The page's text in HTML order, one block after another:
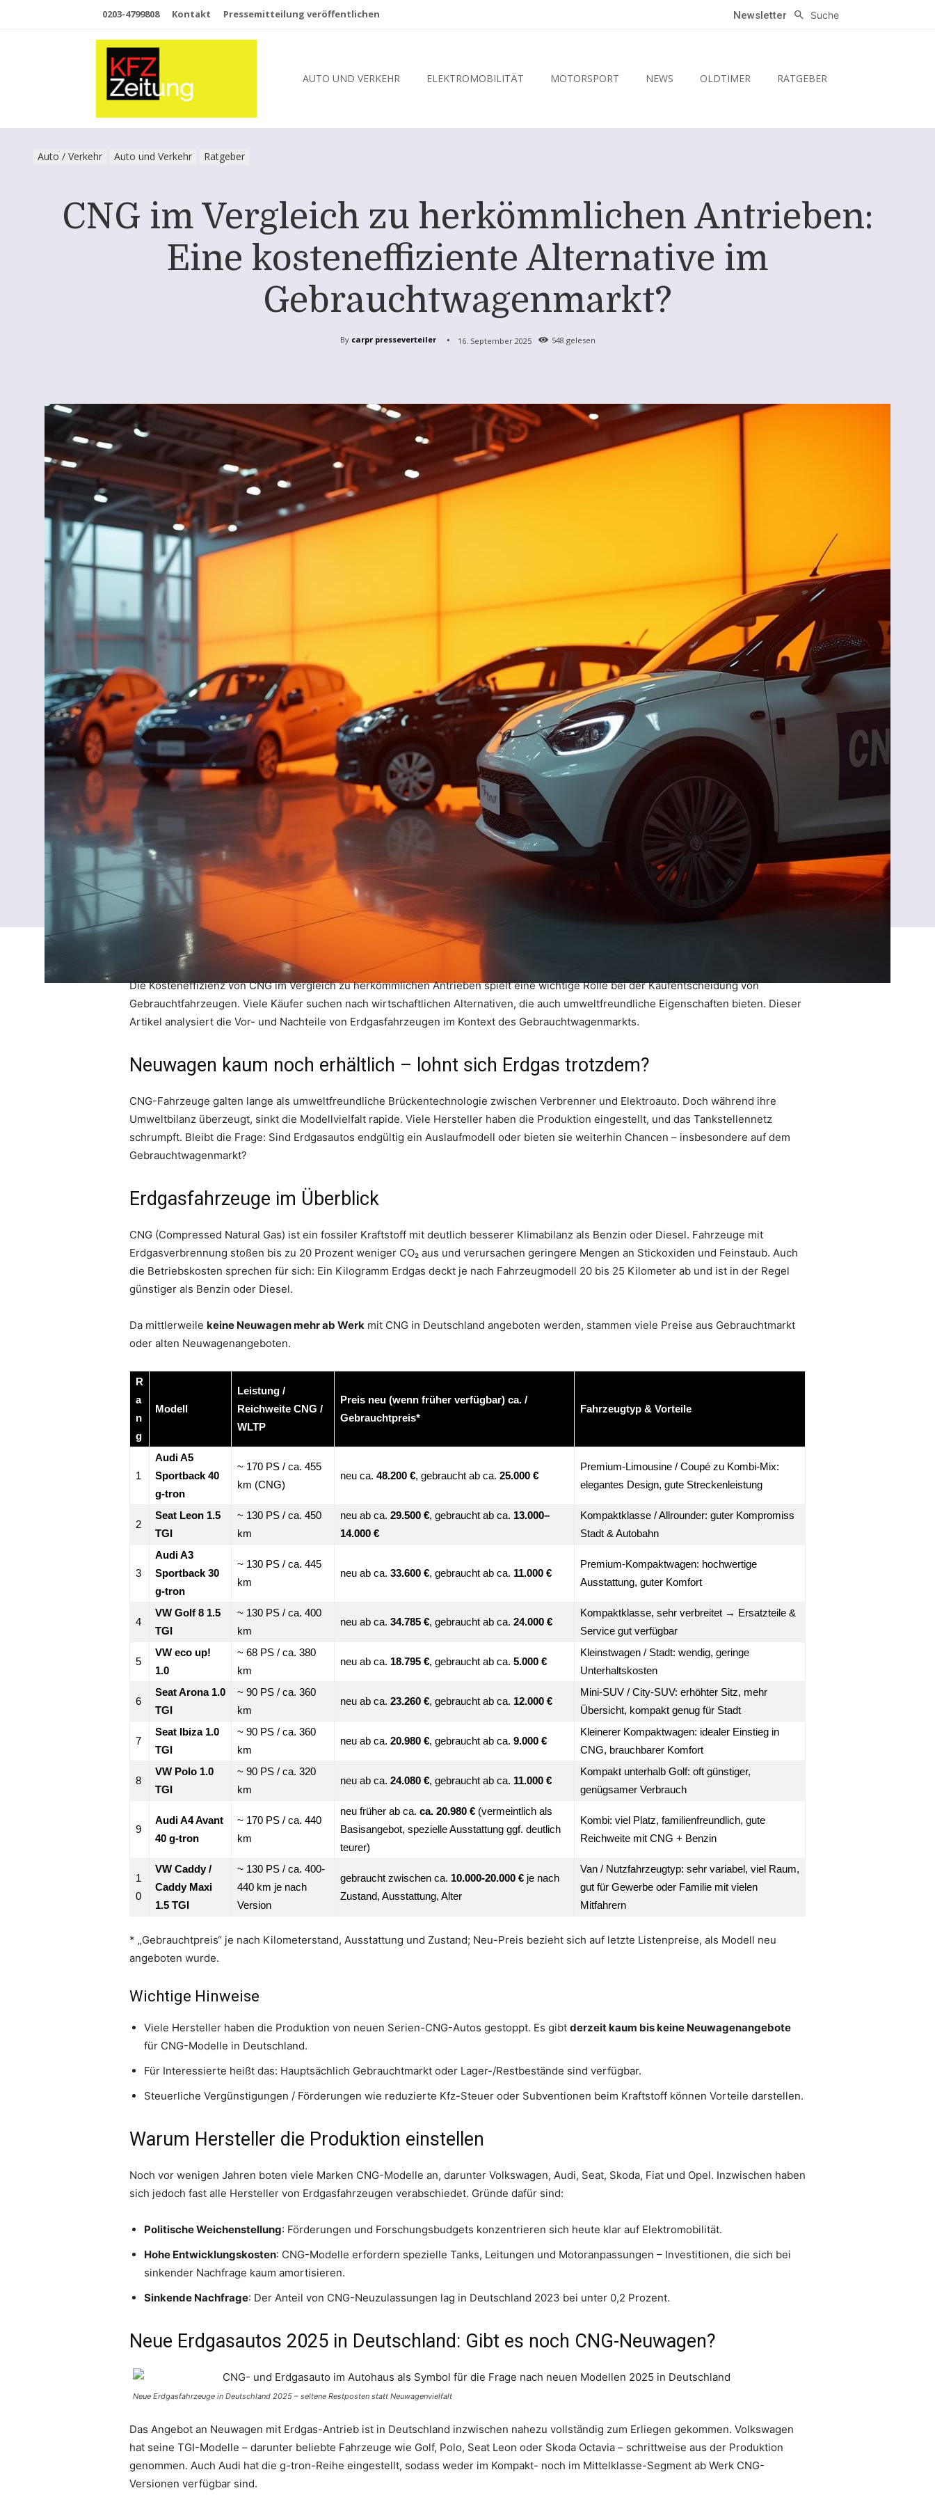
0203-4799808 Kontakt Pressemitteilung veröffentlichen Newsletter Suche
AUTO UND VERKEHR ELEKTROMOBILITÄT MOTORSPORT NEWS OLDTIMER RATGEBER
Auto / Verkehr Auto und Verkehr Ratgeber
CNG im Vergleich zu herkömmlichen Antrieben:
Eine kosteneffiziente Alternative im
Gebrauchtwagenmarkt?
By carpr presseverteiler 16. September 2025 548 gelesen
Die Kosteneffizienz von CNG im Vergleich zu herkömmlichen Antrieben spielt eine wichtige Rolle bei der Kaufentscheidung von
Gebrauchtfahrzeugen. Viele Käufer suchen nach wirtschaftlichen Alternativen, die auch umweltfreundliche Eigenschaften bieten. Dieser
Artikel analysiert die Vor- und Nachteile von Erdgasfahrzeugen im Kontext des Gebrauchtwagenmarkts.
Neuwagen kaum noch erhältlich – lohnt sich Erdgas trotzdem?
CNG-Fahrzeuge galten lange als umweltfreundliche Brückentechnologie zwischen Verbrenner und Elektroauto. Doch während ihre
Umweltbilanz überzeugt, sinkt die Modellvielfalt rapide. Viele Hersteller haben die Produktion eingestellt, und das Tankstellennetz
schrumpft. Bleibt die Frage: Sind Erdgasautos endgültig ein Auslaufmodell oder bieten sie weiterhin Chancen – insbesondere auf dem
Gebrauchtwagenmarkt?
Erdgasfahrzeuge im Überblick
CNG (Compressed Natural Gas) ist ein fossiler Kraftstoff mit deutlich besserer Klimabilanz als Benzin oder Diesel. Fahrzeuge mit
Erdgasverbrennung stoßen bis zu 20 Prozent weniger CO₂ aus und verursachen geringere Mengen an Stickoxiden und Feinstaub. Auch
die Betriebskosten sprechen für sich: Ein Kilogramm Erdgas deckt je nach Fahrzeugmodell 20 bis 25 Kilometer ab und ist in der Regel
günstiger als Benzin oder Diesel.
Da mittlerweile keine Neuwagen mehr ab Werk mit CNG in Deutschland angeboten werden, stammen viele Preise aus Gebrauchtmarkt
oder alten Neuwagenangeboten.
R
a
n
g
Modell
Leistung /
Reichweite CNG /
WLTP
Preis neu (wenn früher verfügbar) ca. /
Gebrauchtpreis*
Fahrzeugtyp & Vorteile
1
Audi A5
Sportback 40
g-tron
~ 170 PS / ca. 455
km (CNG)
neu ca. 48.200 €, gebraucht ab ca. 25.000 €
Premium-Limousine / Coupé zu Kombi-Mix:
elegantes Design, gute Streckenleistung
2
Seat Leon 1.5
TGI
~ 130 PS / ca. 450
km
neu ab ca. 29.500 €, gebraucht ab ca. 13.000–
14.000 €
Kompaktklasse / Allrounder: guter Kompromiss
Stadt & Autobahn
3
Audi A3
Sportback 30
g-tron
~ 130 PS / ca. 445
km
neu ab ca. 33.600 €, gebraucht ab ca. 11.000 €
Premium-Kompaktwagen: hochwertige
Ausstattung, guter Komfort
4
VW Golf 8 1.5
TGI
~ 130 PS / ca. 400
km
neu ab ca. 34.785 €, gebraucht ab ca. 24.000 €
Kompaktklasse, sehr verbreitet → Ersatzteile &
Service gut verfügbar
5
VW eco up!
1.0
~ 68 PS / ca. 380
km
neu ab ca. 18.795 €, gebraucht ab ca. 5.000 €
Kleinstwagen / Stadt: wendig, geringe
Unterhaltskosten
6
Seat Arona 1.0
TGI
~ 90 PS / ca. 360
km
neu ab ca. 23.260 €, gebraucht ab ca. 12.000 €
Mini‐SUV / City-SUV: erhöhter Sitz, mehr
Übersicht, kompakt genug für Stadt
7
Seat Ibiza 1.0
TGI
~ 90 PS / ca. 360
km
neu ab ca. 20.980 €, gebraucht ab ca. 9.000 €
Kleinerer Kompaktwagen: idealer Einstieg in
CNG, brauchbarer Komfort
8
VW Polo 1.0
TGI
~ 90 PS / ca. 320
km
neu ab ca. 24.080 €, gebraucht ab ca. 11.000 €
Kompakt unterhalb Golf: oft günstiger,
genügsamer Verbrauch
9
Audi A4 Avant
40 g-tron
~ 170 PS / ca. 440
km
neu früher ab ca. ca. 20.980 € (vermeintlich als
Basisangebot, spezielle Ausstattung ggf. deutlich
teurer)
Kombi: viel Platz, familienfreundlich, gute
Reichweite mit CNG + Benzin
1
0
VW Caddy /
Caddy Maxi
1.5 TGI
~ 130 PS / ca. 400-
440 km je nach
Version
gebraucht zwischen ca. 10.000-20.000 € je nach
Zustand, Ausstattung, Alter
Van / Nutzfahrzeugtyp: sehr variabel, viel Raum,
gut für Gewerbe oder Familie mit vielen
Mitfahrern
* „Gebrauchtpreis“ je nach Kilometerstand, Ausstattung und Zustand; Neu-Preis bezieht sich auf letzte Listenpreise, als Modell neu
angeboten wurde.
Wichtige Hinweise
Viele Hersteller haben die Produktion von neuen Serien-CNG-Autos gestoppt. Es gibt derzeit kaum bis keine Neuwagenangebote
für CNG-Modelle in Deutschland.
Für Interessierte heißt das: Hauptsächlich Gebrauchtmarkt oder Lager-/Restbestände sind verfügbar.
Steuerliche Vergünstigungen / Förderungen wie reduzierte Kfz-Steuer oder Subventionen beim Kraftstoff können Vorteile darstellen.
Warum Hersteller die Produktion einstellen
Noch vor wenigen Jahren boten viele Marken CNG-Modelle an, darunter Volkswagen, Audi, Seat, Skoda, Fiat und Opel. Inzwischen haben
sich jedoch fast alle Hersteller von Erdgasfahrzeugen verabschiedet. Gründe dafür sind:
Politische Weichenstellung: Förderungen und Forschungsbudgets konzentrieren sich heute klar auf Elektromobilität.
Hohe Entwicklungskosten: CNG-Modelle erfordern spezielle Tanks, Leitungen und Motoranpassungen – Investitionen, die sich bei
sinkender Nachfrage kaum amortisieren.
Sinkende Nachfrage: Der Anteil von CNG-Neuzulassungen lag in Deutschland 2023 bei unter 0,2 Prozent.
Neue Erdgasautos 2025 in Deutschland: Gibt es noch CNG-Neuwagen?
Neue Erdgasfahrzeuge in Deutschland 2025 – seltene Restposten statt Neuwagenvielfalt
Das Angebot an Neuwagen mit Erdgas-Antrieb ist in Deutschland inzwischen nahezu vollständig zum Erliegen gekommen. Volkswagen
hat seine TGI-Modelle – darunter beliebte Fahrzeuge wie Golf, Polo, Seat Leon oder Skoda Octavia – schrittweise aus der Produktion
genommen. Auch Audi hat die g-tron-Reihe eingestellt, sodass weder im Kompakt- noch im Mittelklasse-Segment ab Werk CNG-
Versionen verfügbar sind.